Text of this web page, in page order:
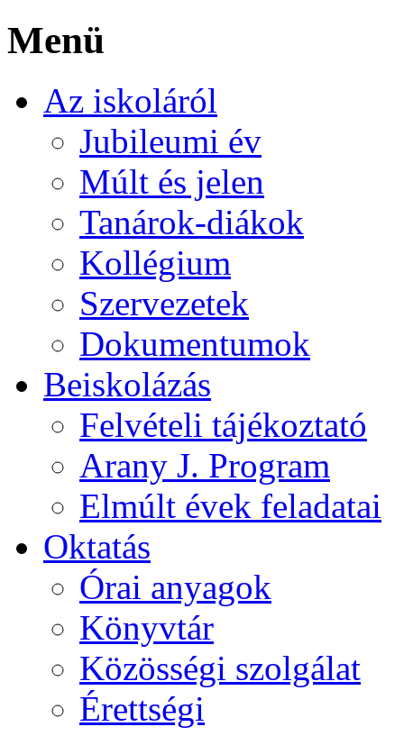
Menü
Az iskoláról
Jubileumi év
Múlt és jelen
Tanárok-diákok
Kollégium
Szervezetek
Dokumentumok
Beiskolázás
Felvételi tájékoztató
Arany J. Program
Elmúlt évek feladatai
Oktatás
Órai anyagok
Könyvtár
Közösségi szolgálat
Érettségi